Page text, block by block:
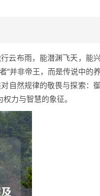
云布雨，能潜渊飞天，能
”并非帝王，而是传说中的养
自然规律的敬畏与探索：御
力与智慧的象征。